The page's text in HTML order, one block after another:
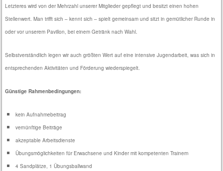
Letzteres wird von der Mehrzahl unserer Mitglieder gepflegt und besitzt einen hohen
Stellenwert. Man trifft sich – kennt sich – spielt gemeinsam und sitzt in gemütlicher Runde in
oder vor unserem Pavillon, bei einem Getränk nach Wahl.
Selbstverständlich legen wir auch größten Wert auf eine intensive Jugendarbeit, was sich in
entsprechenden Aktivitäten und Förderung wiederspiegelt.
Günstige Rahmenbedingungen:
kein Aufnahmebeitrag
vernünftige Beiträge
akzeptable Arbeitsdienste
Übungsmöglichkeiten für Erwachsene und Kinder mit kompetenten Trainern
4 Sandplätze, 1 Übungsballwand